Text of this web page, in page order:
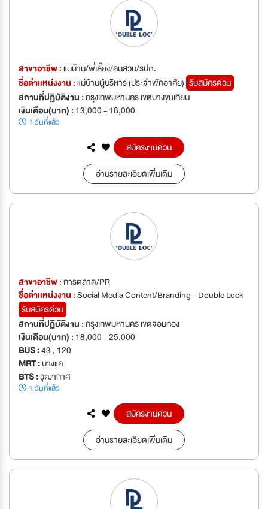
สาขาอาชีพ :แม่บ้าน/พี่เลี้ยง/คนสวน/รปภ.
ชื่อตำเเหน่งงาน :แม่บ้านผู้บริหาร (ประจำพักอาศัย) รับสมัครด่วน
สถานที่ปฏิบัติงาน :กรุงเทพมหานคร เขตบางขุนเทียน
เงินเดือน(บาท) : 13,000 - 18,000
1 วันที่แล้ว
สมัครงานด่วน
อ่านรายละเอียดเพิ่มเติม
สาขาอาชีพ :การตลาด/PR
ชื่อตำเเหน่งงาน :Social Media Content/Branding - Double Lock
รับสมัครด่วน
สถานที่ปฏิบัติงาน :กรุงเทพมหานคร เขตจอมทอง
เงินเดือน(บาท) : 18,000 - 25,000
BUS :43 , 120
MRT :บางแค
BTS :วุฒากาศ
1 วันที่แล้ว
สมัครงานด่วน
อ่านรายละเอียดเพิ่มเติม